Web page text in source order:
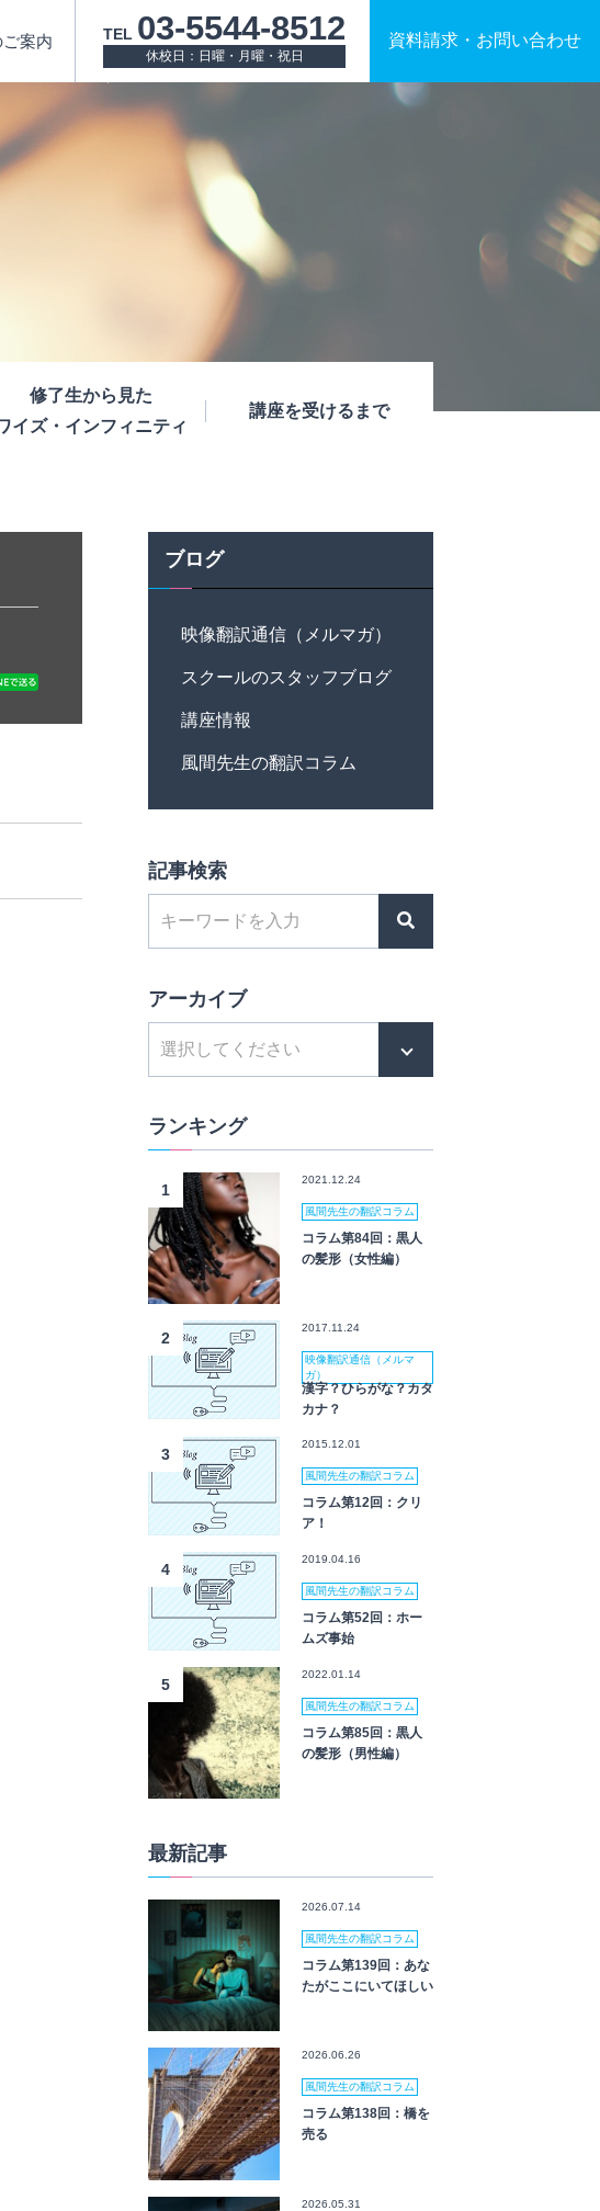
TEL 03-5544-8512
休校日：日曜・月曜・祝日
資料請求 ・ お問い合わせ
修了生から見た
イズ・インフィニティ
講座を受けるまで
案内
ブログ
映像翻訳通信（メルマガ）
スクールのスタッフブログ
講座情報
風間先生の翻訳コラム
記事検索
アーカイブ
ランキング
1
2021.12.24
風間先生の翻訳コラム
コラム第84回：黒人
の髪形（女性編）
2
2017.11.24
映像翻訳通信（メルマ
ガ）
漢字？ひらがな？カタ
カナ？
3
2015.12.01
風間先生の翻訳コラム
コラム第12回：クリ
ア！
4
2019.04.16
風間先生の翻訳コラム
コラム第52回：ホー
ムズ事始
5
2022.01.14
風間先生の翻訳コラム
コラム第85回：黒人
の髪形（男性編）
最新記事
2026.07.14
風間先生の翻訳コラム
コラム第139回：あな
たがここにいてほしい
2026.06.26
風間先生の翻訳コラム
コラム第138回：橋を
売る
2026.05.31